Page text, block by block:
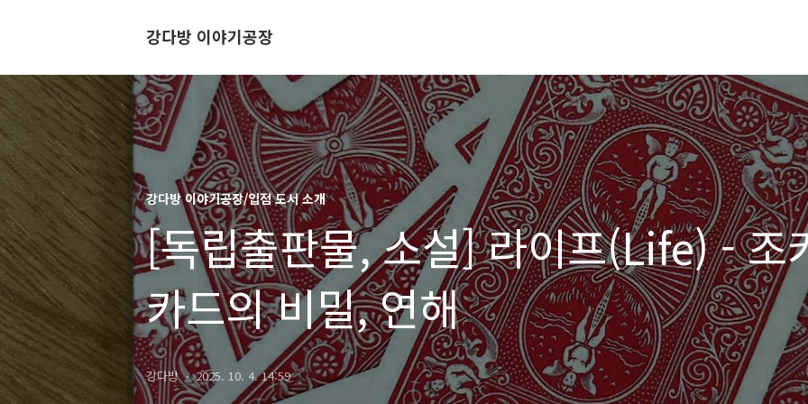
강다방 이야기공장
강다방 이야기공장/입점 도서 소개
[독립출판물, 소설] 라이프(Life) - 조
카드의 비밀, 연해
강다방 2025. 10. 4. 14:59